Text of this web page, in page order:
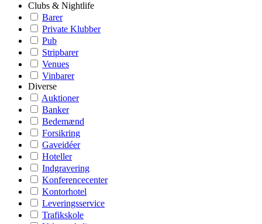
Clubs & Nightlife
Barer
Private Klubber
Pub
Stripbarer
Venues
Vinbarer
Diverse
Auktioner
Banker
Bedemænd
Forsikring
Gaveidéer
Hoteller
Indgravering
Konferencecenter
Kontorhotel
Leveringsservice
Trafikskole